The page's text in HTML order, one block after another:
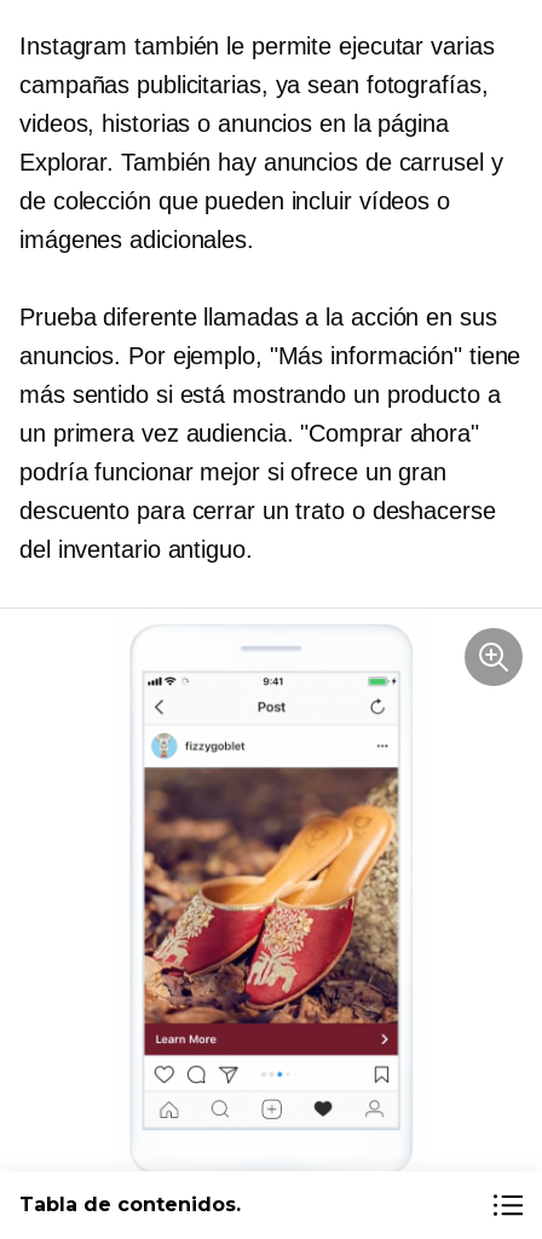
Instagram también le permite ejecutar varias
campañas publicitarias, ya sean fotografías,
videos, historias o anuncios en la página
Explorar. También hay anuncios de carrusel y
de colección que pueden incluir vídeos o
imágenes adicionales.
Prueba diferente llamadas a la acción en sus
anuncios. Por ejemplo, "Más información" tiene
más sentido si está mostrando un producto a
un primera vez audiencia. "Comprar ahora"
podría funcionar mejor si ofrece un gran
descuento para cerrar un trato o deshacerse
del inventario antiguo.
Tabla de contenidos.